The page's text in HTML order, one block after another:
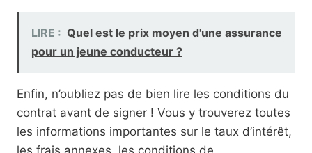
LIRE : Quel est le prix moyen d'une assurance
pour un jeune conducteur ?
Enfin, n’oubliez pas de bien lire les conditions du
contrat avant de signer ! Vous y trouverez toutes
les informations importantes sur le taux d’intérêt,